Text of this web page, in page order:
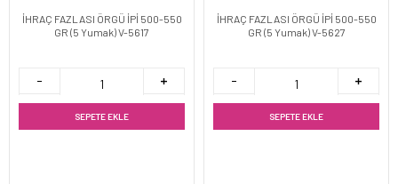
İHRAÇ FAZLASI ÖRGÜ İPİ 500-550
GR (5 Yumak) V-5617
SEPETE EKLE
İHRAÇ FAZLASI ÖRGÜ İPİ 500-550
GR (5 Yumak) V-5627
SEPETE EKLE